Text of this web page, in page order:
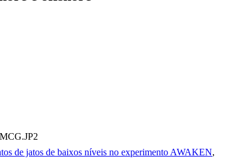
de jatos de baixos níveis no experimento AWAKEN,